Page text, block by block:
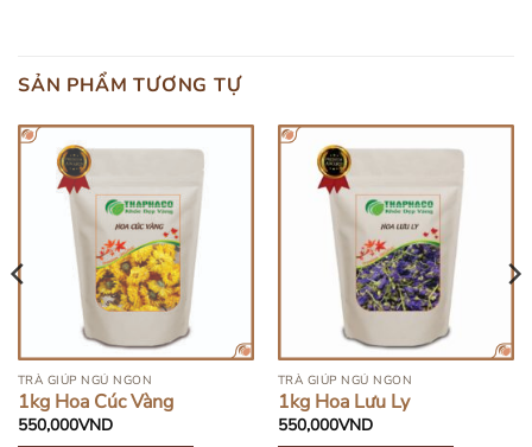
SẢN PHẨM TƯƠNG TỰ
TRÀ GIÚP NGỦ NGON
1kg Hoa Cúc Vàng
550,000VND
TRÀ GIÚP NGỦ NGON
1kg Hoa Lưu Ly
550,000VND